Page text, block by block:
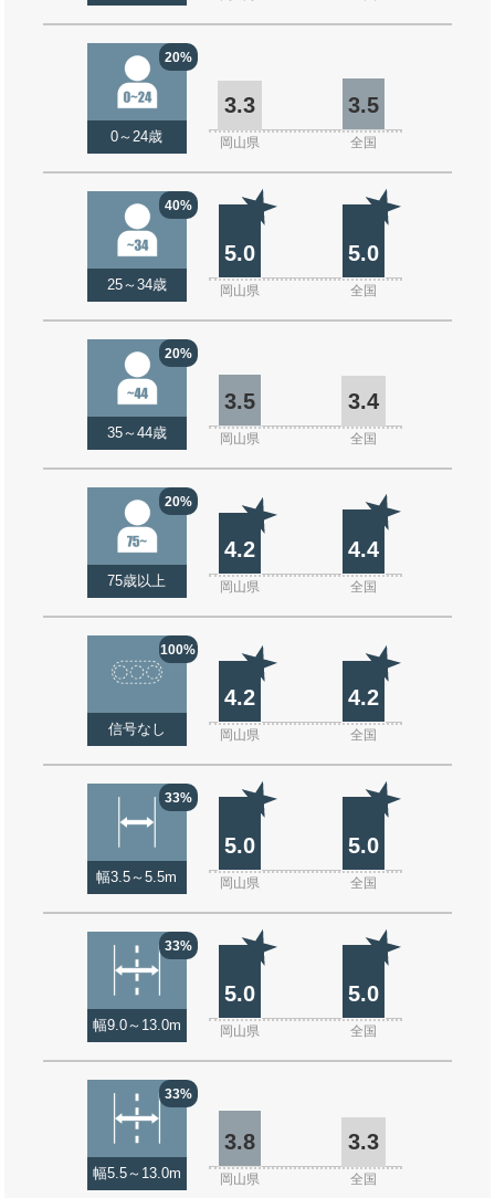
20%
0～24歳
3.3 3.5
岡山県 全国
40%
25～34歳
5.0 5.0
岡山県 全国
20%
35～44歳
3.5 3.4
岡山県 全国
20%
75歳以上
4.2 4.4
岡山県 全国
100%
信号なし
4.2 4.2
岡山県 全国
33%
幅3.5～5.5m
5.0 5.0
岡山県 全国
33%
幅9.0～13.0m
5.0 5.0
岡山県 全国
33%
幅5.5～13.0m
3.8 3.3
岡山県 全国